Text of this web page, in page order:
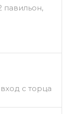
павильон,
с торца